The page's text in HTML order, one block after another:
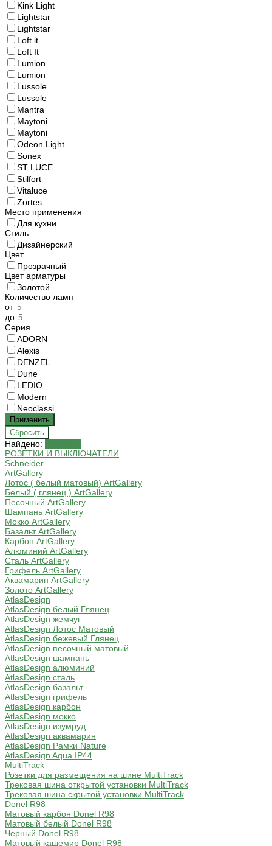
Kink Light
Lightstar
Lightstar
Loft it
Loft It
Lumion
Lumion
Lussole
Lussole
Mantra
Maytoni
Maytoni
Odeon Light
Sonex
ST LUCE
Stilfort
Vitaluce
Zortes
Место применения
Для кухни
Стиль
Дизайнерский
Цвет
Прозрачный
Цвет арматуры
Золотой
Количество ламп
от
до
Серия
ADORN
Alexis
DENZEL
Dune
LEDIO
Modern
Neoclassi
Найдено:
РОЗЕТКИ И ВЫКЛЮЧАТЕЛИ
Schneider
ArtGallery
Лотос ( белый матовый) ArtGallery
Белый ( глянец ) ArtGallery
Песочный ArtGallery
Шампань ArtGallery
Мокко ArtGallery
Базальт ArtGallery
Карбон ArtGallery
Алюминий ArtGallery
Сталь ArtGallery
Грифель ArtGallery
Аквамарин ArtGallery
Золото ArtGallery
AtlasDesign
AtlasDesign белый Глянец
AtlasDesign жемчуг
AtlasDesign Лотос Матовый
AtlasDesign бежевый Глянец
AtlasDesign песочный матовый
AtlasDesign шампань
AtlasDesign алюминий
AtlasDesign сталь
AtlasDesign базальт
AtlasDesign грифель
AtlasDesign карбон
AtlasDesign мокко
AtlasDesign изумруд
AtlasDesign аквамарин
AtlasDesign Рамки Nature
AtlasDesign Aqua IP44
MultiTrack
Розетки для размещения на шине MultiTrack
Трековая шина открытой установки MultiTrack
Трековая шина скрытой установки MultiTrack
Donel R98
Матовый карбон Donel R98
Матовый белый Donel R98
Черный Donel R98
Матовый кашемир Donel R98